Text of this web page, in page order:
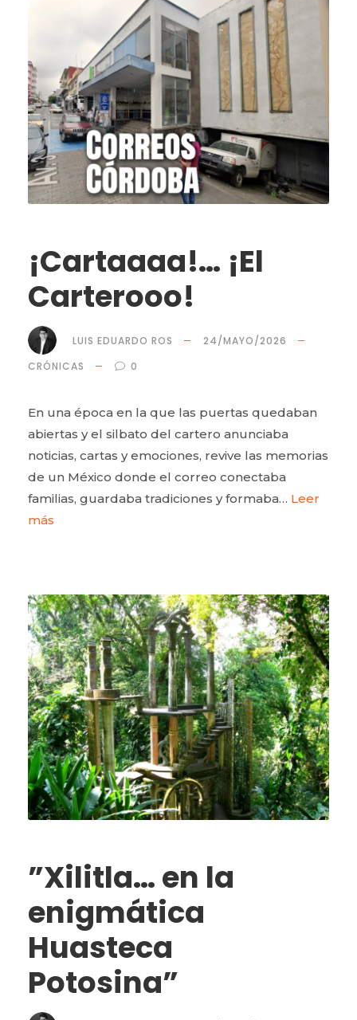
¡Cartaaaa!… ¡El
Carterooo!
LUIS EDUARDO ROS
24/MAYO/2026
CRÓNICAS
0
En una época en la que las puertas quedaban
abiertas y el silbato del cartero anunciaba
noticias, cartas y emociones, revive las memorias
de un México donde el correo conectaba
familias, guardaba tradiciones y formaba… Leer
más
”Xilitla… en la
enigmática
Huasteca
Potosina”